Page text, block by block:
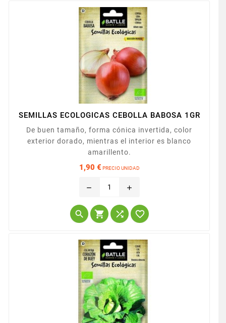
SEMILLAS ECOLOGICAS CEBOLLA BABOSA 1GR
De buen tamaño, forma cónica invertida, color
exterior dorado, mientras el interior es blanco
amarillento.
1,90 € PRECIO UNIDAD
remove add
   